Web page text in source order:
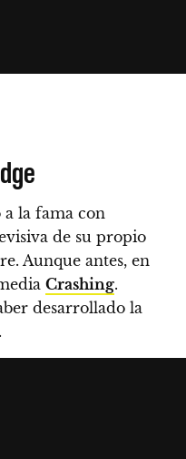
a la fama con
de su propio
Aunque antes, en
Crashing.
desarrollado la
.